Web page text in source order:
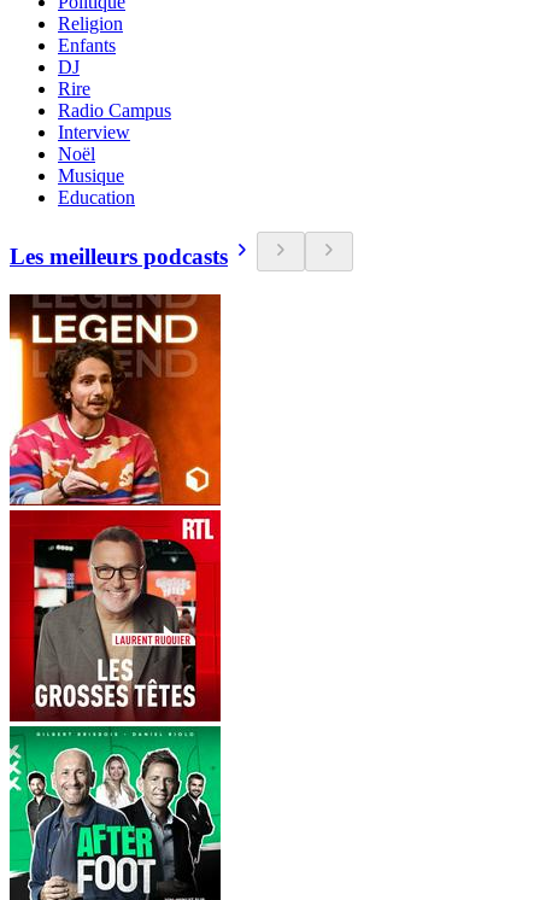
Religion
Enfants
DJ
Rire
Radio Campus
Interview
Noël
Musique
Education
Les meilleurs podcasts